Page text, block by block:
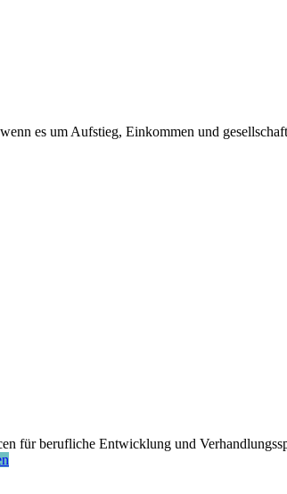
es um Aufstieg, Einkommen und
für berufliche Entwicklung und